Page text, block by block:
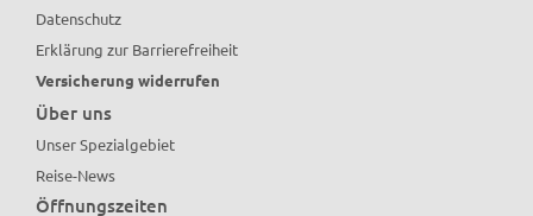
Datenschutz
Erklärung zur Barrierefreiheit
Versicherung widerrufen
Über uns
Unser Spezialgebiet
Reise-News
Öffnungszeiten